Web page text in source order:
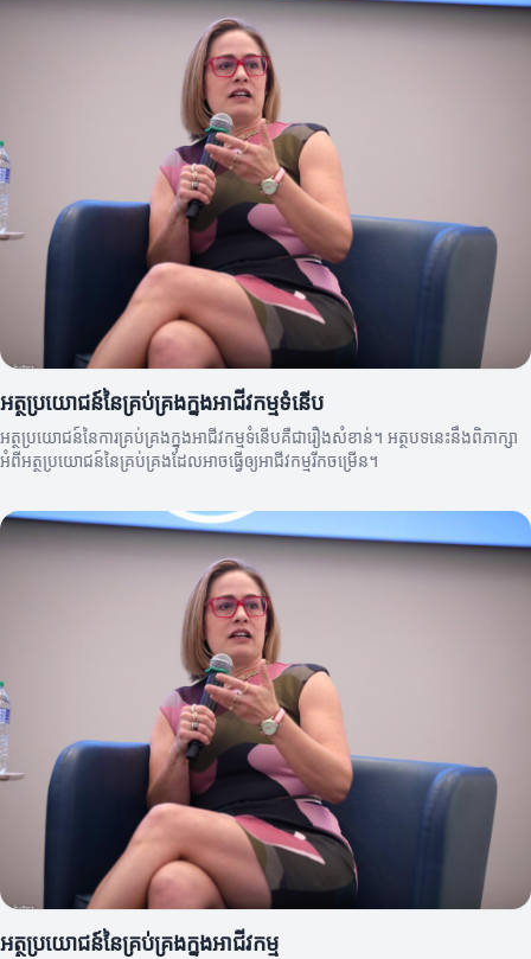
អត្ថប្រយោជន៍នៃគ្រប់គ្រងក្នុងអាជីវកម្មទំនើប
អត្ថប្រយោជន៍នៃការគ្រប់គ្រងក្នុងអាជីវកម្មទំនើបគឺជារឿងសំខាន់។ អត្ថបទនេះនឹងពិភាក្សា
អំពីអត្ថប្រយោជន៍នៃគ្រប់គ្រងដែលអាចធ្វើឲ្យអាជីវកម្មរីកចម្រើន។
អត្ថប្រយោជន៍នៃគ្រប់គ្រងក្នុងអាជីវកម្ម